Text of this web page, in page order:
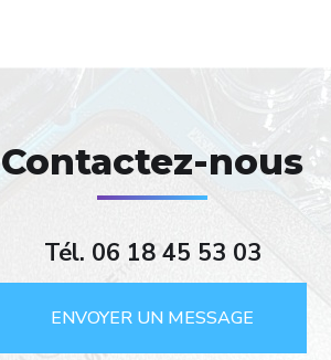
Contactez-nous
Tél. 06 18 45 53 03
ENVOYER UN MESSAGE